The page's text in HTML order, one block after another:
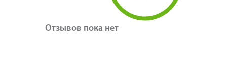
Отзывов пока нет